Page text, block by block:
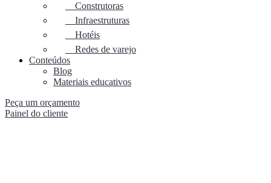
Construtoras
Infraestruturas
Hotéis
Redes de varejo
Conteúdos
Blog
Materiais educativos
Peça um orçamento
Painel do cliente